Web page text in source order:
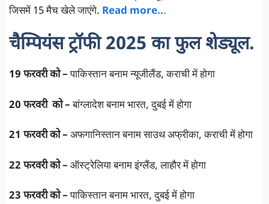
जिसमें 15 मैच खेले जाएंगे. Read more...
चैम्पियंस ट्रॉफी 2025 का फुल शेड्यूल.
19 फरवरी को –पाकिस्तान बनाम न्यूजीलैंड, कराची में होगा
20 फरवरी को –बांग्लादेश बनाम भारत, दुबई में होगा
21 फरवरी को – अफगानिस्तान बनाम साउथ अफ्रीका, कराची में होगा
22 फरवरीको – ऑस्ट्रेलिया बनाम इंग्लैंड, लाहौर में होगा
23 फरवरी को –पाकिस्तान बनाम भारत, दुबई में होगा